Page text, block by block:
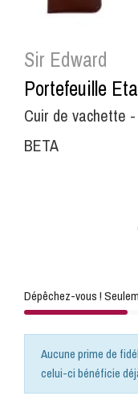
Sir Edward
Portefeuille
Cuir de vachette
BETA
Dépêchez-vous !
Aucune prime de
celui-ci bénéficie